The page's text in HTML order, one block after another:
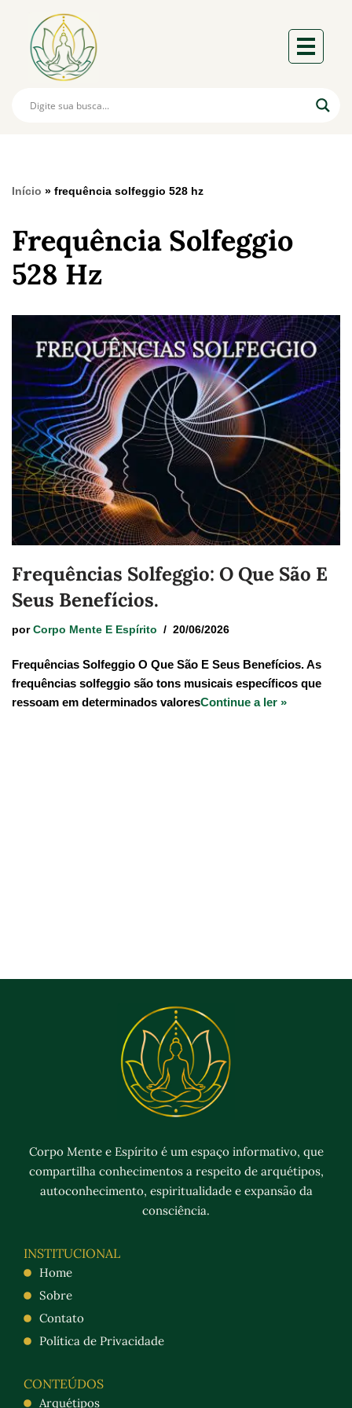
Início » frequência solfeggio 528 hz
Frequência Solfeggio
528 Hz
Frequências Solfeggio: O Que São E
Seus Benefícios.
por Corpo Mente E Espírito 20/06/2026
Frequências Solfeggio O Que São E Seus Benefícios. As
frequências solfeggio são tons musicais específicos que
ressoam em determinados valoresContinue a ler »
Corpo Mente e Espírito é um espaço informativo, que
compartilha conhecimentos a respeito de arquétipos,
autoconhecimento, espiritualidade e expansão da
consciência.
INSTITUCIONAL
Home
Sobre
Contato
Política de Privacidade
CONTEÚDOS
Arquétipos